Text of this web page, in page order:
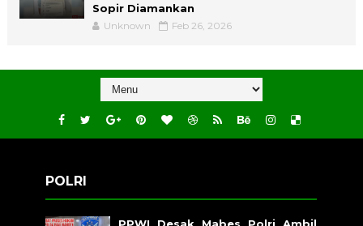
Sopir Diamankan
Unknown Feb 26, 2026
POLRI
PPWI Desak Mabes Polri Ambil